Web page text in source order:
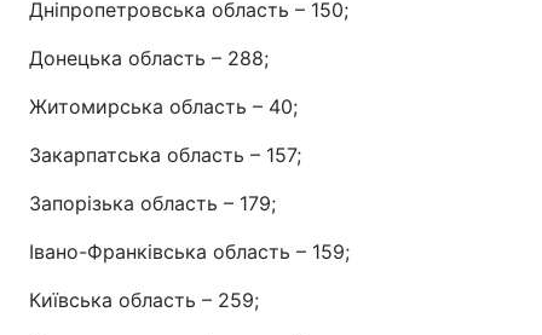
Дніпропетровська область – 150;
Донецька область – 288;
Житомирська область – 40;
Закарпатська область – 157;
Запорізька область – 179;
Івано-Франківська область – 159;
Київська область – 259;